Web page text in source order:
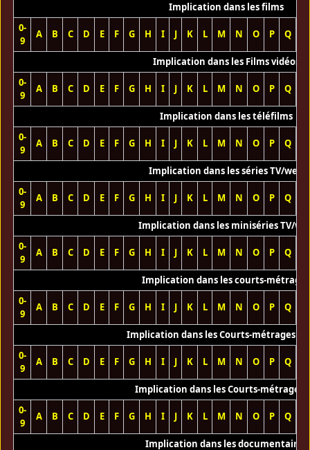
Implication dans les films
0-
9
A B C D E F G H I J K L M N O P Q
Implication dans les Films vidéos
0-
9
A B C D E F G H I J K L M N O P Q
Implication dans les téléfilms
0-
9
A B C D E F G H I J K L M N O P Q
Implication dans les séries TV/web
0-
9
A B C D E F G H I J K L M N O P Q
Implication dans les miniséries TV/
0-
9
A B C D E F G H I J K L M N O P Q
Implication dans les courts-métrages
0-
9
A B C D E F G H I J K L M N O P Q
Implication dans les Courts-métrages
0-
9
A B C D E F G H I J K L M N O P Q
Implication dans les Courts-métrages
0-
9
A B C D E F G H I J K L M N O P Q
Implication dans les documentaires